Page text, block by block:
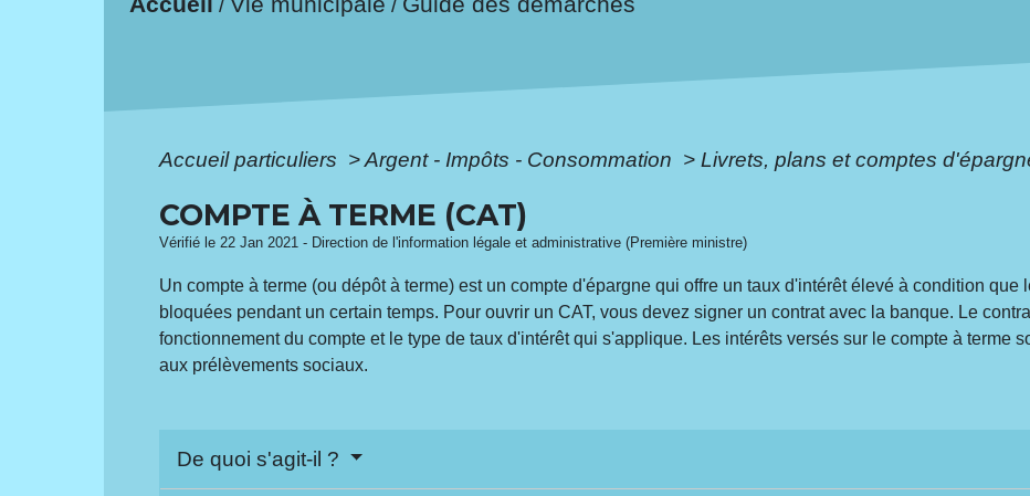
/ /
Accueil particuliers >Argent - Impôts - Consommation > Livrets, plans et comptes
COMPTE À TERME (CAT)
Vérifié le 22 Jan 2021 - Direction de l'information légale et administrative (Première ministre)
Un compte à terme (ou dépôt à terme) est un compte d'épargne qui offre un taux d'intérêt élevé à condition que
bloquées pendant un certain temps. Pour ouvrir un CAT, vous devez signer un contrat avec la banque. Le
fonctionnement du compte et le type de taux d'intérêt qui s'applique. Les intérêts versés sur le compte à terme
aux prélèvements sociaux.
De quoi s'agit-il ?